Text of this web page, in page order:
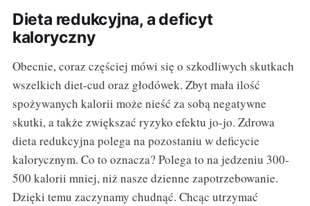
Dieta redukcyjna, a deficyt
kaloryczny
Obecnie, coraz częściej mówi się o szkodliwych skutkach
wszelkich diet-cud oraz głodówek. Zbyt mała ilość
spożywanych kalorii może nieść za sobą negatywne
skutki, a także zwiększać ryzyko efektu jo-jo. Zdrowa
dieta redukcyjna polega na pozostaniu w deficycie
kalorycznym. Co to oznacza? Polega to na jedzeniu 300-
500 kalorii mniej, niż nasze dzienne zapotrzebowanie.
Dzięki temu zaczynamy chudnąć. Chcąc utrzymać